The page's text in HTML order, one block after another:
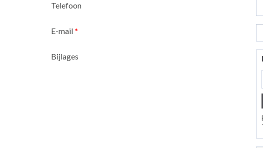
Telefoon
E-mail *
Bijlages